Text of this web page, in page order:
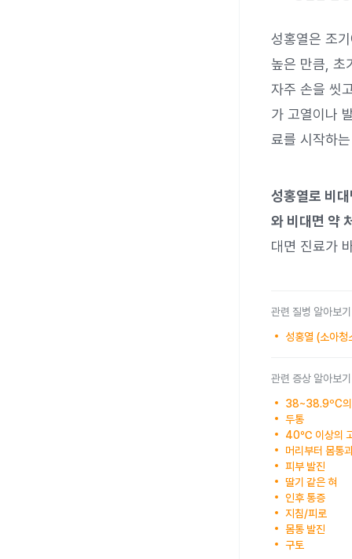
성홍열은 조
높은 만큼, 초
자주 손을 씻
가 고열이나
료를 시작하
성홍열로 비
와 비대면 약
대면 진료가
관련 질병 알아보기
성홍열 (소아청
관련 증상 알아보기
38~38.9ºC의
두통
40℃ 이상의
머리부터 몸통
피부 발진
딸기 같은 혀
인후 통증
지침/피로
몸통 발진
구토